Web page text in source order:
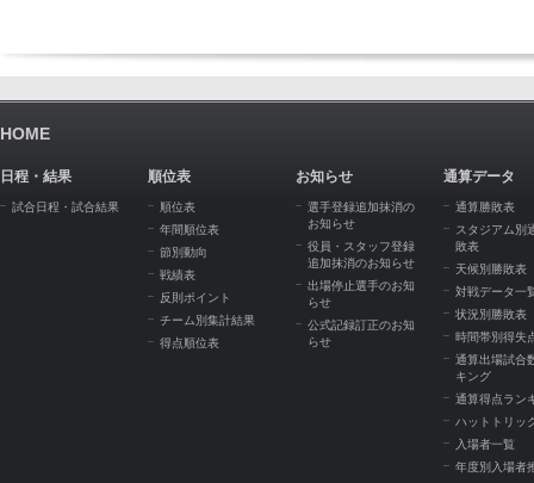
HOME
日程・結果
試合日程・試合結果
順位表
順位表
年間順位表
節別動向
戦績表
反則ポイント
チーム別集計結果
得点順位表
お知らせ
選手登録追加抹消の
お知らせ
役員・スタッフ登録
追加抹消のお知らせ
出場停止選手のお知
らせ
公式記録訂正のお知
らせ
通算データ
通算勝敗表
スタジアム別
敗表
天候別勝敗表
対戦データ一
状況別勝敗表
時間帯別得失
通算出場試合
キング
通算得点ラン
ハットトリッ
入場者一覧
年度別入場者